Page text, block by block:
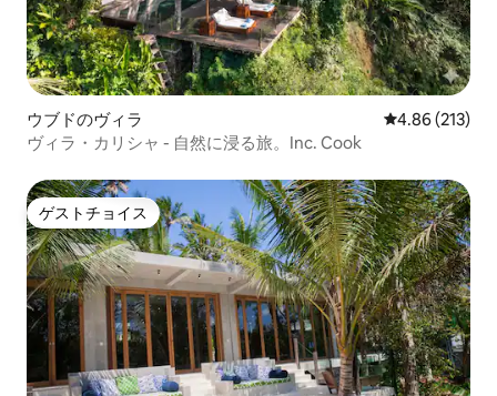
ウブドのヴィラ レビュー213
4.86 (213)
ヴィラ・カリシャ - 自然に浸る旅。Inc. Cook
ゲストチョイス
ゲストチョイス